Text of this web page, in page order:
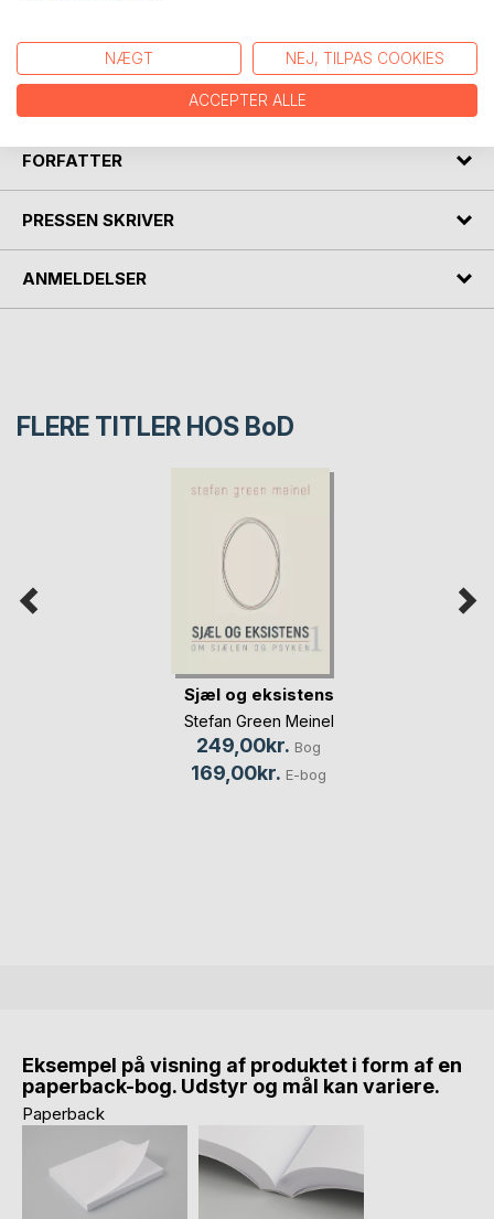
awareness and cause the process to integrate better. The
total course will go more smoothly and may contribute
towards shortening the duration of the therapy.
FORFATTER
PRESSEN SKRIVER
ANMELDELSER
FLERE TITLER HOS BoD
Sjæl og eksistens
Stefan Green Meinel
249,00kr. Bog
169,00kr. E-bog
Eksempel på visning af produktet i form af en
paperback-bog. Udstyr og mål kan variere.
Paperback
NÆGT NEJ, TILPAS COOKIES
ACCEPTER ALLE